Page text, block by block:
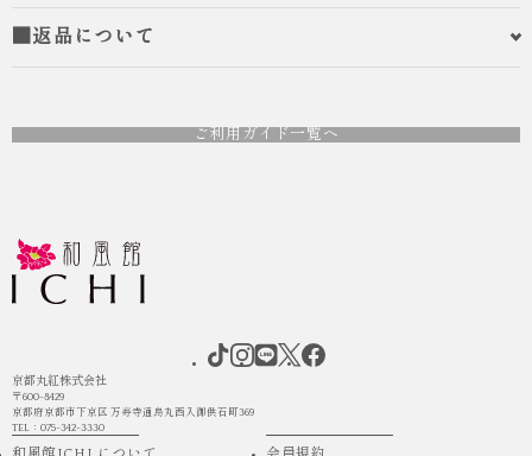
■返品について
ご利用ガイド一覧へ
京都丸紅株式会社
〒600-8429
京都府京都市下京区 万寿寺通烏丸西入御供石町369
TEL：075-342-3330